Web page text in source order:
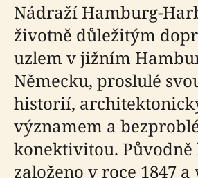
Nádraží Hamburg-
životně důležitým
uzlem v jižním
Německu, proslulé
historií,
významem a
konektivitou. Původně
založeno v roce 1847 a